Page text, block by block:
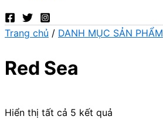
Trang chủ / DANH MỤC SẢN PHẨM
Red Sea
Hiển thị tất cả 5 kết quả